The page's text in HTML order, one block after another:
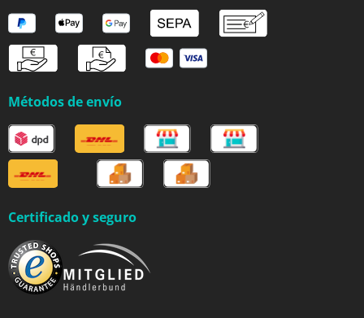
Métodos de envío
Certificado y seguro